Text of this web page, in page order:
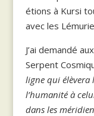
étions à Kursi
avec les
J’ai demandé
Serpent
ligne qui élèvera
l’humanité à
dans les